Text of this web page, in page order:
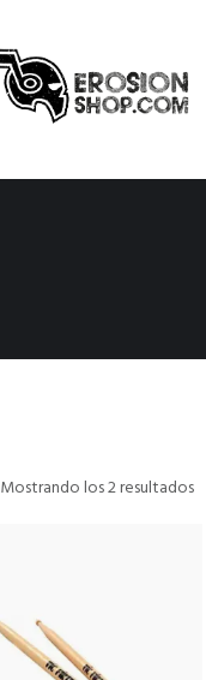
Mostrando los 2 resultados